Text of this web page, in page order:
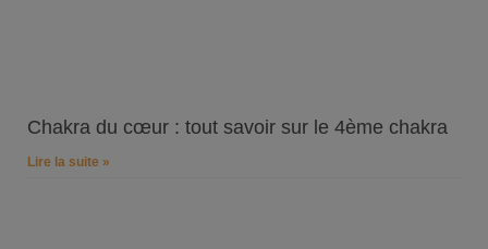
Chakra du cœur : tout savoir sur le 4ème chakra
Lire la suite »